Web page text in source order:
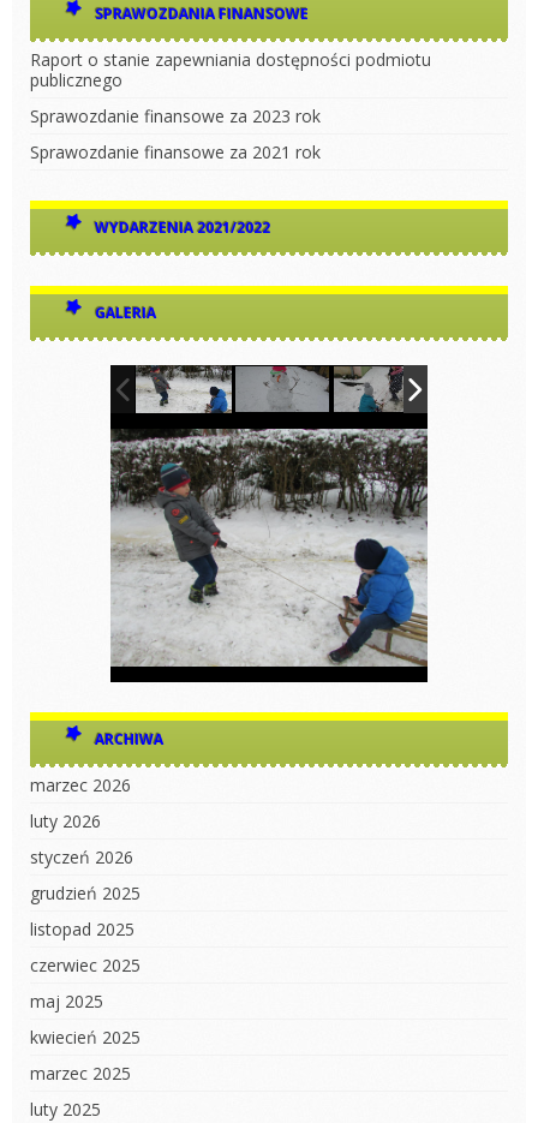
SPRAWOZDANIA FINANSOWE
Raport o stanie zapewniania dostępności podmiotu
publicznego
Sprawozdanie finansowe za 2023 rok
Sprawozdanie finansowe za 2021 rok
WYDARZENIA 2021/2022
GALERIA
ARCHIWA
marzec 2026
luty 2026
styczeń 2026
grudzień 2025
listopad 2025
czerwiec 2025
maj 2025
kwiecień 2025
marzec 2025
luty 2025